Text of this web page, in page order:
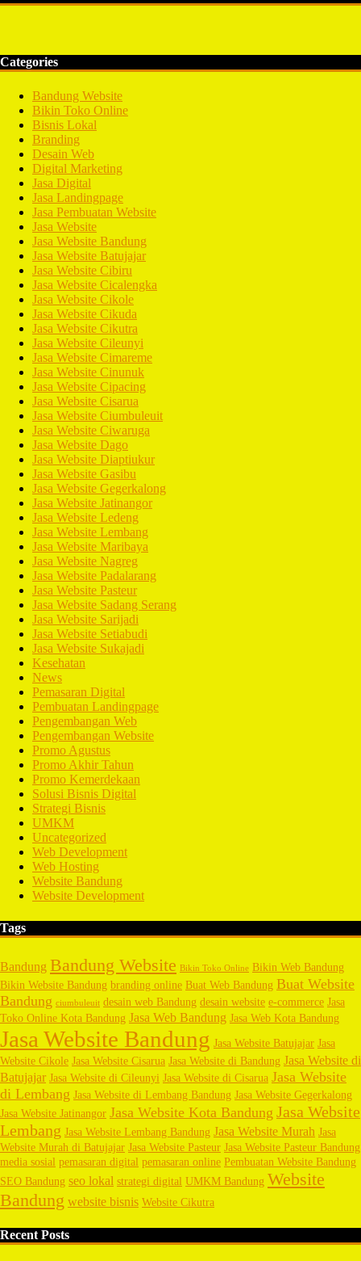
Categories
Bandung Website
Bikin Toko Online
Bisnis Lokal
Branding
Desain Web
Digital Marketing
Jasa Digital
Jasa Landingpage
Jasa Pembuatan Website
Jasa Website
Jasa Website Bandung
Jasa Website Batujajar
Jasa Website Cibiru
Jasa Website Cicalengka
Jasa Website Cikole
Jasa Website Cikuda
Jasa Website Cikutra
Jasa Website Cileunyi
Jasa Website Cimareme
Jasa Website Cinunuk
Jasa Website Cipacing
Jasa Website Cisarua
Jasa Website Ciumbuleuit
Jasa Website Ciwaruga
Jasa Website Dago
Jasa Website Diaptiukur
Jasa Website Gasibu
Jasa Website Gegerkalong
Jasa Website Jatinangor
Jasa Website Ledeng
Jasa Website Lembang
Jasa Website Maribaya
Jasa Website Nagreg
Jasa Website Padalarang
Jasa Website Pasteur
Jasa Website Sadang Serang
Jasa Website Sarijadi
Jasa Website Setiabudi
Jasa Website Sukajadi
Kesehatan
News
Pemasaran Digital
Pembuatan Landingpage
Pengembangan Web
Pengembangan Website
Promo Agustus
Promo Akhir Tahun
Promo Kemerdekaan
Solusi Bisnis Digital
Strategi Bisnis
UMKM
Uncategorized
Web Development
Web Hosting
Website Bandung
Website Development
Tags
Bandung Bandung Website Bikin Toko Online Bikin Web Bandung
Bikin Website Bandung branding online Buat Web Bandung Buat Website
Bandung ciumbuleuit desain web Bandung desain website e-commerce Jasa
Toko Online Kota Bandung Jasa Web Bandung Jasa Web Kota Bandung
Jasa Website Bandung Jasa Website Batujajar Jasa
Website Cikole Jasa Website Cisarua Jasa Website di Bandung Jasa Website di
Batujajar Jasa Website di Cileunyi Jasa Website di Cisarua Jasa Website
di Lembang Jasa Website di Lembang Bandung Jasa Website Gegerkalong
Jasa Website Jatinangor Jasa Website Kota Bandung Jasa Website
Lembang Jasa Website Lembang Bandung Jasa Website Murah Jasa
Website Murah di Batujajar Jasa Website Pasteur Jasa Website Pasteur Bandung
media sosial pemasaran digital pemasaran online Pembuatan Website Bandung
SEO Bandung seo lokal strategi digital UMKM Bandung Website
Bandung website bisnis Website Cikutra
Recent Posts